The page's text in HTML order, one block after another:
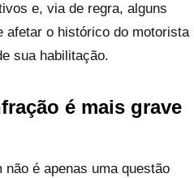
e, via de regra, alguns
afetar o histórico do motorista
sua habilitação.
é mais grave
não é apenas uma questão